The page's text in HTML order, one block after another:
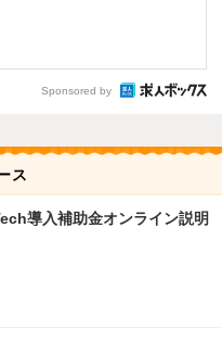
Sponsored by
ス
導入補助金オンライン説明